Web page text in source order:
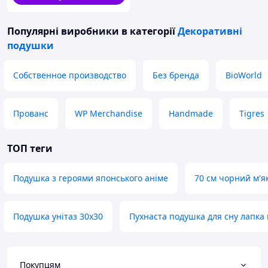
Популярні виробники в категоріїДекоративні
подушки
Собственное производство Без бренда BioWorld
Прованс WP Merchandise Handmade Tigres
ТОП теги
Подушка з героями японського аніме 70 см чорний
Подушка унітаз 30х30 Пухнаста подушка для сну лапка
Покупцям